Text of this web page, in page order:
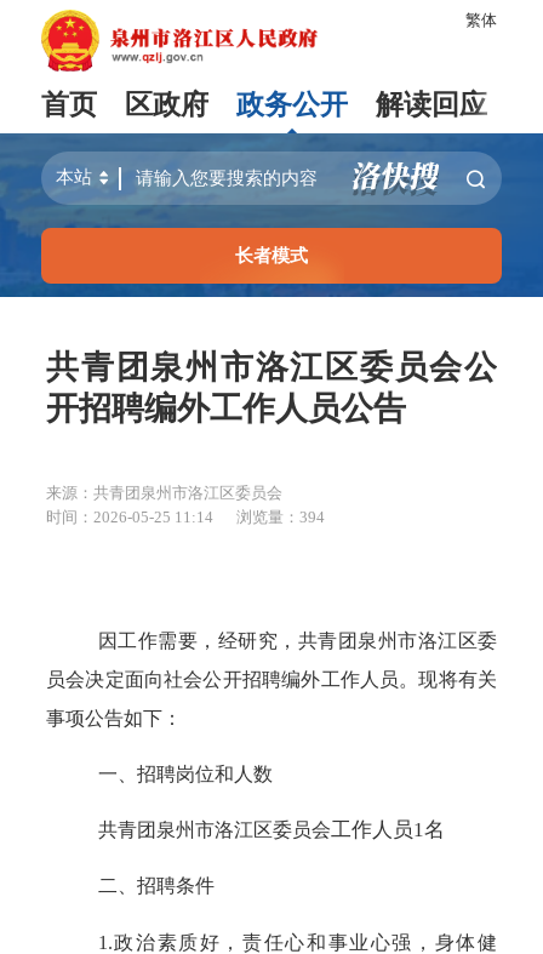
繁体
首页 区政府 政务公开 解读回应
长者模式
共青团泉州市洛江区委员会公
开招聘编外工作人员公告
来源：共青团泉州市洛江区委员会
时间：2026-05-25 11:14
浏览量： 394
因工作需要，经研究， 共青团泉州市洛江区委
员会决定面向社会公开招聘编外工作人员。现将有关
事项公告如下：
一、招聘岗位和人数
共青团泉州市洛江区委员会工作人员1名
二、招聘条件
1.政治素质好，责任心和事业心强，身体健